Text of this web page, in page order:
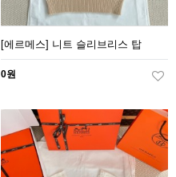
[에르메스] 니트 슬리브리스 탑
0원